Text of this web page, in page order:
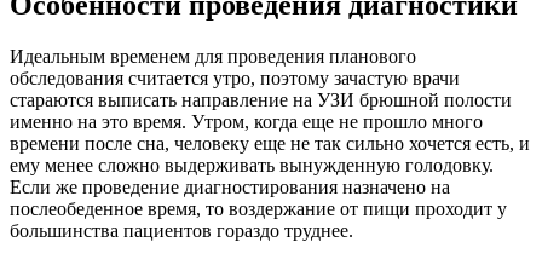
Идеальным временем для проведения планового
обследования считается утро, поэтому зачастую врачи
стараются выписать направление на УЗИ брюшной полости
именно на это время. Утром, когда еще не прошло много
времени после сна, человеку еще не так сильно хочется есть, и
ему менее сложно выдерживать вынужденную голодовку.
Если же проведение диагностирования назначено на
послеобеденное время, то воздержание от пищи проходит у
большинства пациентов гораздо труднее.